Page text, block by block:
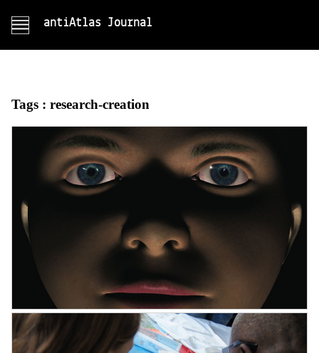
antiAtlas Journal
Tags : research-creation